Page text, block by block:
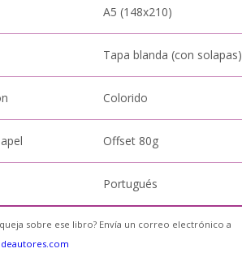
A5 (148x210)
Tapa blanda (con solapas)
Colorido
Offset 80g
Portugués
queja sobre ese libro? Envía un correo electrónico a